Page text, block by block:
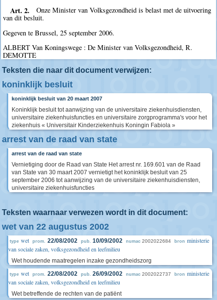
Art. 2.
Onze Minister van Volksgezondheid is belast met de uitvoering
van dit besluit.
Gegeven te Brussel, 25 september 2006.
ALBERT Van Koningswege : De Minister van Volksgezondheid, R.
DEMOTTE
Teksten die naar dit document verwijzen:
koninklijk besluit
koninklijk besluit van 20 maart 2007
Koninklijk besluit tot aanwijzing van de universitaire ziekenhuisdiensten,
universitaire ziekenhuisfuncties en universitaire zorgprogramma's voor het
ziekenhuis « Universitair Kinderziekenhuis Koningin Fabiola »
arrest van de raad van state
arrest van de raad van state
Vernietiging door de Raad van State Het arrest nr. 169.601 van de Raad
van State van 30 maart 2007 vernietigt het koninklijk besluit van 25
september 2006 tot aanwijzing van de universitaire ziekenhuisdiensten,
universitaire ziekenhuisfuncties
Teksten waarnaar verwezen wordt in dit document:
wet van 22 augustus 2002
type wet prom. 22/08/2002 pub. 10/09/2002 numac 2002022684 bron ministerie
van sociale zaken, volksgezondheid en leefmilieu
Wet houdende maatregelen inzake gezondheidszorg
type wet prom. 22/08/2002 pub. 26/09/2002 numac 2002022737 bron ministerie
van sociale zaken, volksgezondheid en leefmilieu
Wet betreffende de rechten van de patiënt